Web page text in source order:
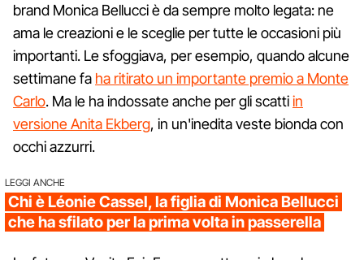
brand Monica Bellucci è da sempre molto legata: ne
ama le creazioni e le sceglie per tutte le occasioni più
importanti. Le sfoggiava, per esempio, quando alcune
settimane fa ha ritirato un importante premio a Monte
Carlo. Ma le ha indossate anche per gli scattiin
versione Anita Ekberg, in un'inedita veste bionda con
occhi azzurri.
LEGGI ANCHE
Chi è Léonie Cassel, la figlia di Monica Bellucci
che ha sfilato per la prima volta in passerella